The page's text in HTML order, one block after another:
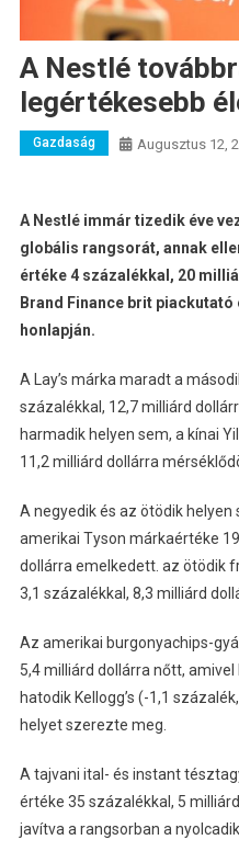
A Nestlé
legértékesebb
Gazdaság Augusztus 12,
A Nestlé immár tizedik éve
globális rangsorát, annak
értéke 4 százalékkal, 20
Brand Finance brit
honlapján.
A Lay’s márka maradt a
százalékkal, 12,7 milliárd
harmadik helyen sem, a kínai
11,2 milliárd dollárra
A negyedik és az ötödik
amerikai Tyson márkaértéke
dollárra emelkedett. az ötödik
3,1 százalékkal, 8,3 milliárd
Az amerikai burgonyachips-
5,4 milliárd dollárra nőtt,
hatodik Kellogg’s (-1,1
helyet szerezte meg.
A tajvani ital- és instant
értéke 35 százalékkal, 5
javítva a rangsorban a